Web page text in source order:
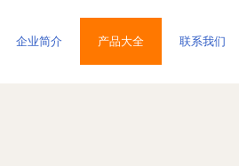
企业简介 产品大全 联系我们